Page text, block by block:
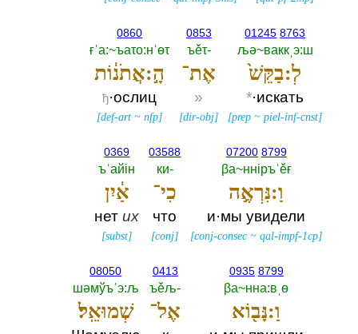
01245 8763
љә~ваккˌэ:ш
לְ:בַקֵּשׁ֙
*·искать
[prep ~piel-inf-cnst]
0853
ъěτ-‎
אֶת־
»
[dir-obj]
0860
ғˈа:~ъаτо:нˈөτ
הָ֣:אֲתֹנ֔וֹת
ђ·ослиц
[def-art ~nfp]
07200 8799
βа~ннiръˈěғ
וַ:נִּרְאֶ֣ה
и·мы увидели
[conj-consec ~qal-impf-1cp]
03588
ки-‎
כִי־
что
[conj]
0369
ъˈайiн
אַ֔יִן
нетих
[subst]
0935 8799
βа~нна:вˌө
וַ:נָּב֖וֹא
0413
ъěљ-‎
אֶל־
08050
шәмўъˈэ:љ
שְׁמוּאֵֽל׃